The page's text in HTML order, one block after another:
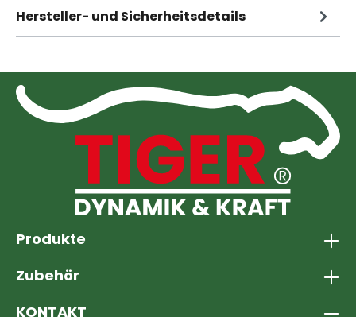
Hersteller- und Sicherheitsdetails
Produkte
Zubehör
KONTAKT